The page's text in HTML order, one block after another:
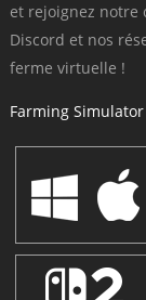
et rejoignez notre
Discord et nos
ferme virtuelle !
Farming